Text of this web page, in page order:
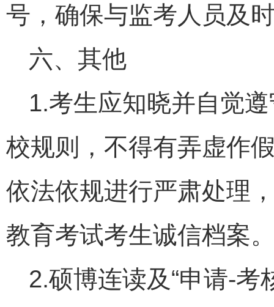
号，确保与监考人员及
六、其他
1.考生应知晓并自觉
校规则，不得有弄虚作
依法依规进行严肃处理
教育考试考生诚信档案
2.硕博连读及“申请-考